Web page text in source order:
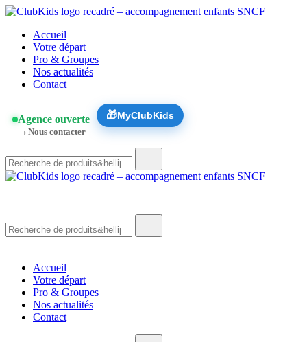
Skip
content
ClubKidsAccueil
Votre départ
Pro & Groupes
Nos actualités
Contact
Agence ouverte
→ Nous contacter
🎁MyClubKids
de
:
de
Accueil
Votre départ
Pro & Groupes
Nos actualités
Contact